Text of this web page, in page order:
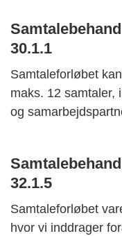
30.1.1
Samtaleforløbet
maks. 12 samtaler,
og
32.1.5
Samtaleforløbet
hvor vi inddrager